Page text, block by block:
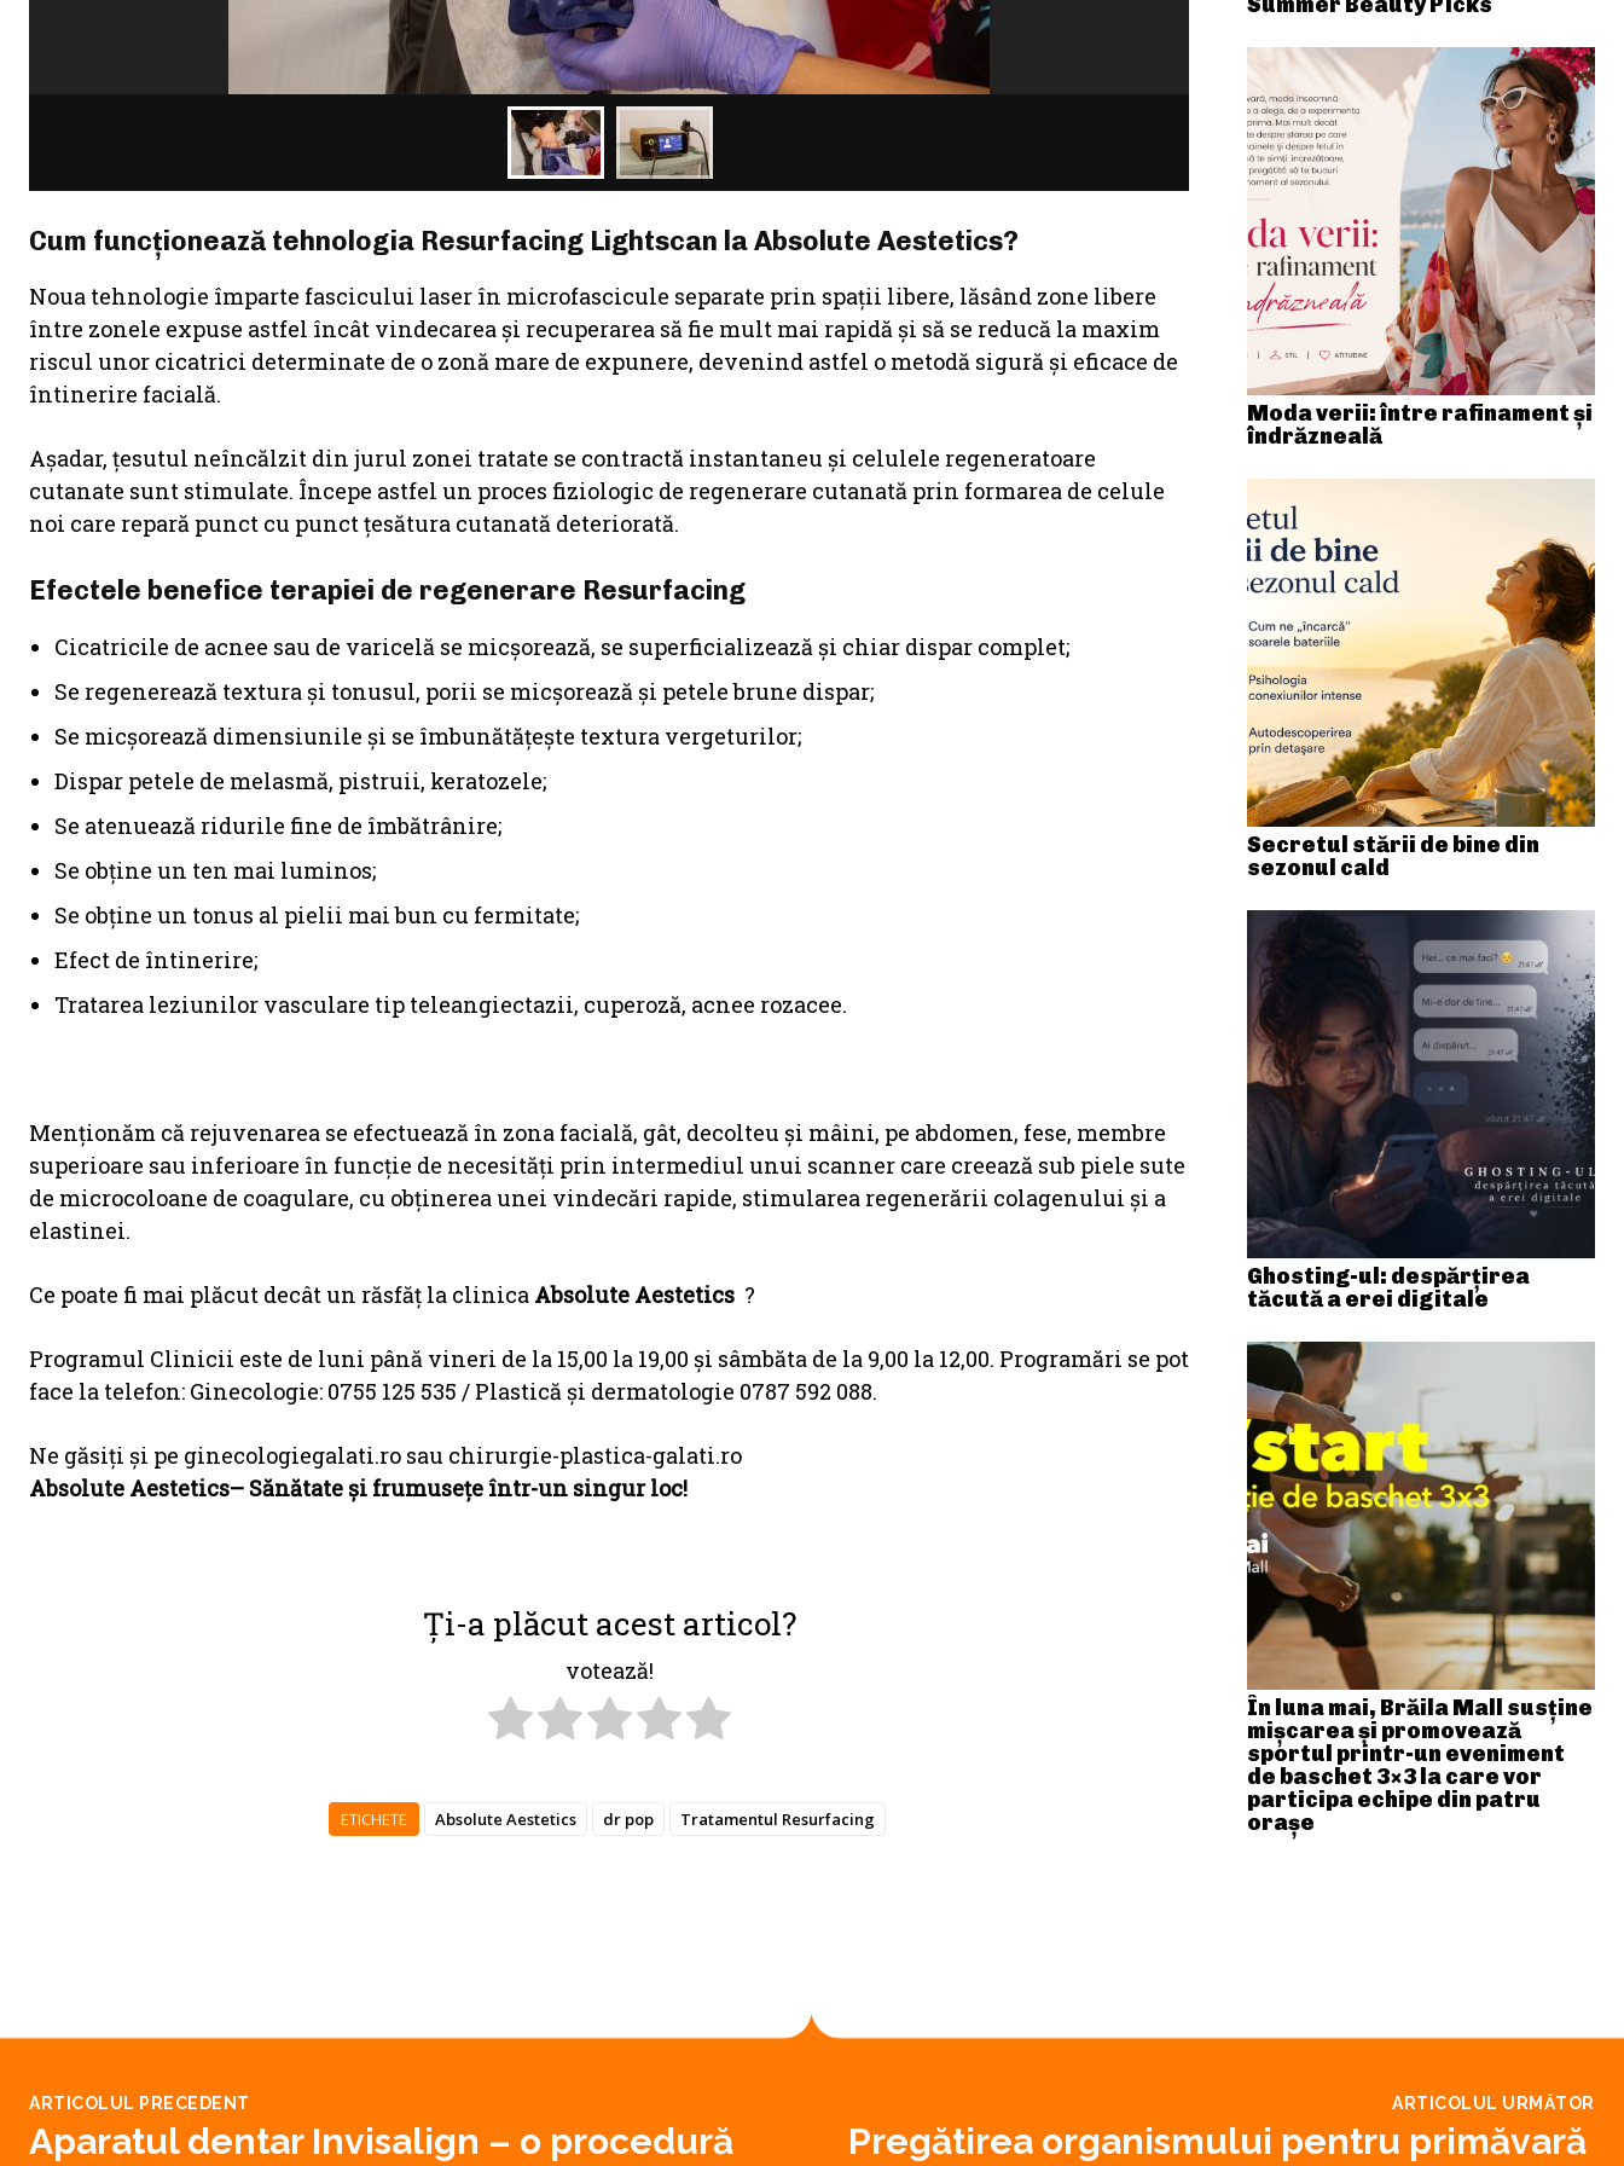
Cum funcționează tehnologia Resurfacing Lightscan la Absolute Aestetics?
Noua tehnologie împarte fascicului laser în microfascicule separate prin spaţii libere, lăsând zone libere
între zonele expuse astfel încât vindecarea şi recuperarea să fie mult mai rapidă şi să se reducă la maxim
riscul unor cicatrici determinate de o zonă mare de expunere, devenind astfel o metodă sigură şi eficace de
întinerire facială.
Așadar, țesutul neîncălzit din jurul zonei tratate se contractă instantaneu şi celulele regeneratoare
cutanate sunt stimulate. Începe astfel un proces fiziologic de regenerare cutanată prin formarea de celule
noi care repară punct cu punct ţesătura cutanată deteriorată.
Efectele benefice terapiei de regenerare Resurfacing
Cicatricile de acnee sau de varicelă se micşorează, se superficializează şi chiar dispar complet;
Se regenerează textura şi tonusul, porii se micşorează şi petele brune dispar;
Se micșorează dimensiunile și se îmbunătățește textura vergeturilor;
Dispar petele de melasmă, pistruii, keratozele;
Se atenuează ridurile fine de îmbătrânire;
Se obţine un ten mai luminos;
Se obţine un tonus al pielii mai bun cu fermitate;
Efect de întinerire;
Tratarea leziunilor vasculare tip teleangiectazii, cuperoză, acnee rozacee.
Menționăm că rejuvenarea se efectuează în zona facială, gât, decolteu şi mâini, pe abdomen, fese, membre
superioare sau inferioare în funcție de necesități prin intermediul unui scanner care creează sub piele sute
de microcoloane de coagulare, cu obţinerea unei vindecări rapide, stimularea regenerării colagenului şi a
elastinei.
Ce poate fi mai plăcut decât un răsfăț la clinica Absolute Aestetics ?
Programul Clinicii este de luni până vineri de la 15,00 la 19,00 și sâmbăta de la 9,00 la 12,00. Programări se pot
face la telefon: Ginecologie: 0755 125 535 / Plastică și dermatologie 0787 592 088.
Ne găsiți și pe ginecologiegalati.ro sau chirurgie-plastica-galati.ro
Absolute Aestetics– Sănătate și frumusețe într-un singur loc!
Ți-a plăcut acest articol?
votează!
ETICHETE Absolute Aestetics dr pop Tratamentul Resurfacing
Moda verii: între rafinament și
îndrăzneală
Secretul stării de bine din
sezonul cald
Ghosting-ul: despărțirea
tăcută a erei digitale
În luna mai, Brăila Mall susține
mişcarea și promovează
sportul printr-un eveniment
de baschet 3×3 la care vor
participa echipe din patru
orașe
ARTICOLUL PRECEDENT
Aparatul dentar Invisalign – o procedură
ARTICOLUL URMĂTOR
Pregătirea organismului pentru primăvară